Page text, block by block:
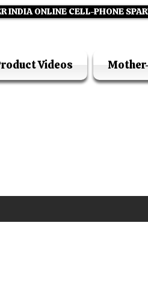
INDIA ONLINE CELL-PHONE
Videos